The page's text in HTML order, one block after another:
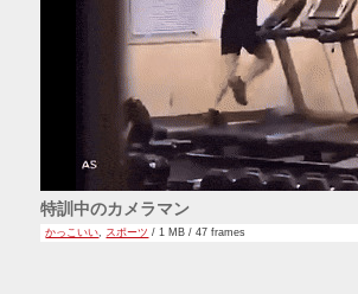
特訓中のカメラマン
かっこいい, スポーツ / 1 MB / 47 frames